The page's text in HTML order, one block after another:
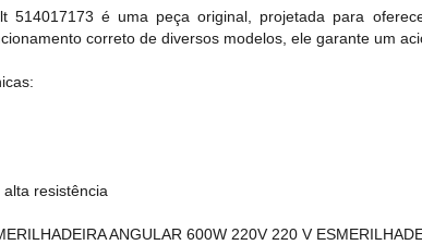
514017173 é uma peça original, projetada para
correto de diversos modelos, ele garante um
resistência
ANGULAR 600W 220V 220 V